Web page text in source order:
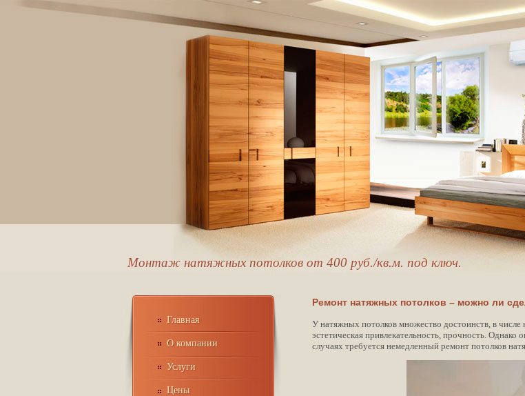
Монтаж натяжных потолков от 400 руб./кв.м. под ключ.
Главная
О компании
Услуги
Цены
Ремонт натяжных потолков – можно ли
У натяжных потолков множество достоинств, в числе
эстетическая привлекательность, прочность.
случаях требуется немедленный ремонт потолков